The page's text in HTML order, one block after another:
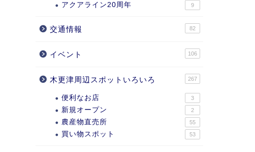
アクアライン20周年 9
交通情報 82
イベント 106
木更津周辺スポットいろいろ 267
便利なお店 3
新規オープン 2
農産物直売所 55
買い物スポット 53